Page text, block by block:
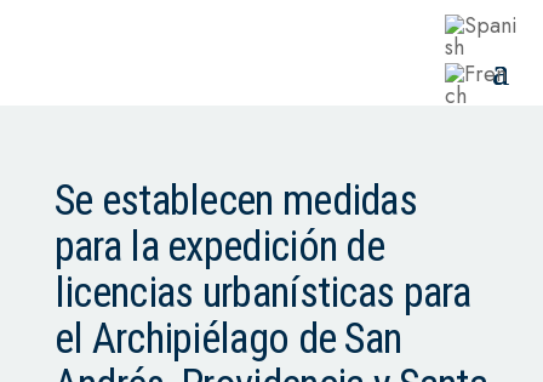
Se establecen medidas
para la expedición de
licencias urbanísticas para
el Archipiélago de San